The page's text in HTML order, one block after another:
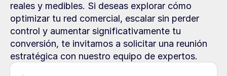
reales y medibles. Si deseas explorar cómo
optimizar tu red comercial, escalar sin perder
control y aumentar significativamente tu
conversión, te invitamos a solicitar una reunión
estratégica con nuestro equipo de expertos.